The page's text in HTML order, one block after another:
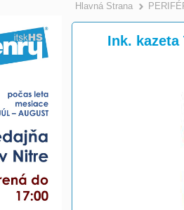
Hlavná Strana
Ink.